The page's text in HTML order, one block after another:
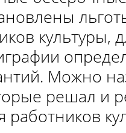
культуры,
Можно
решал и